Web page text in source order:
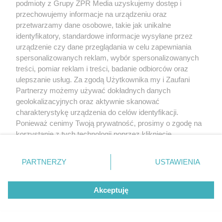
najwięcej punktów?
TENIS
Polski tenisista odpadł z
turnieju
podmioty z Grupy ZPR Media uzyskujemy dostęp i
przechowujemy informacje na urządzeniu oraz
przetwarzamy dane osobowe, takie jak unikalne
identyfikatory, standardowe informacje wysyłane przez
urządzenie czy dane przeglądania w celu zapewniania
spersonalizowanych reklam, wybór spersonalizowanych
treści, pomiar reklam i treści, badanie odbiorców oraz
ulepszanie usług. Za zgodą Użytkownika my i Zaufani
Partnerzy możemy używać dokładnych danych
geolokalizacyjnych oraz aktywnie skanować
charakterystykę urządzenia do celów identyfikacji.
Ponieważ cenimy Twoją prywatność, prosimy o zgodę na
korzystanie z tych technologii poprzez kliknięcie
zmienić/wycofać klikając przycisk ustawień prywatności
znajdujący się w lewym dolnym rogu strony
rodzaje przetwarzania danych nie wymagają zgody
użytkownika, ale masz prawo sprzeciwić się takiemu
przetwarzaniu. Preferencje będą miały zastosowanie tylko
PARTNERZY USTAWIENIA
Akceptuję